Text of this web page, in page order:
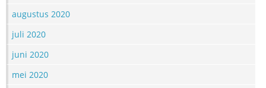
augustus 2020
juli 2020
juni 2020
mei 2020